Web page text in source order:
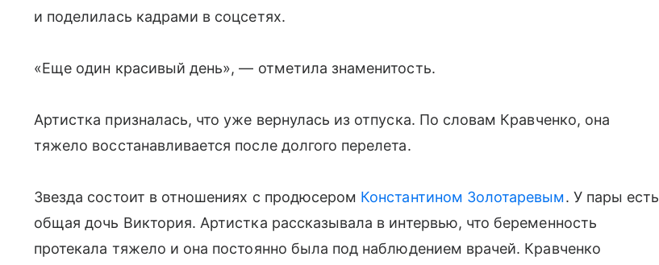
и поделилась кадрами в соцсетях.
«Еще один красивый день», — отметила знаменитость.
Артистка призналась, что уже вернулась из отпуска. По словам Кравченко, она
тяжело восстанавливается после долгого перелета.
Звезда состоит в отношениях с продюсером Константином Золотаревым. У пары есть
общая дочь Виктория. Артистка рассказывала в интервью, что беременность
протекала тяжело и она постоянно была под наблюдением врачей. Кравченко